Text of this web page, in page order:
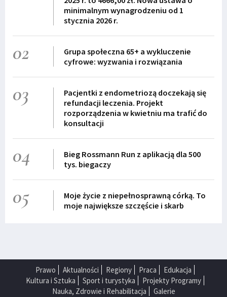
minimalnym wynagrodzeniu od 1
stycznia 2026 r.
02
Grupa społeczna 65+ a wykluczenie
cyfrowe: wyzwania i rozwiązania
03
Pacjentki z endometriozą doczekają się
refundacji leczenia. Projekt
rozporządzenia w kwietniu ma trafić do
konsultacji
04
Bieg Rossmann Run z aplikacją dla 500
tys. biegaczy
05
Moje życie z niepełnosprawną córką. To
moje największe szczęście i skarb
Prawo Aktualności Regiony Praca
Edukacja
Kultura i Sztuka
Sport i turystyka
Projekty Programy
Nauka, Zdrowie i Rehabilitacja
Galerie